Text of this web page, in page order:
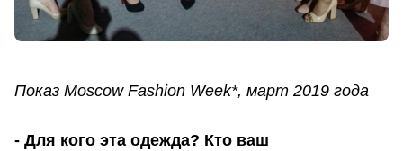
Показ Moscow Fashion Week*, март 2019 года
- Для кого эта одежда? Кто ваш